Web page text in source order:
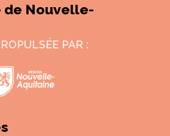
de Nouvelle-
PAR :